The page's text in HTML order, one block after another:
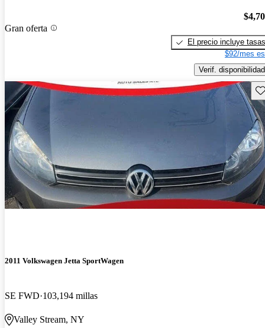
Gran oferta
El precio incluye tasas
$92/mes
Verif. disponibilidad
2011 Volkswagen Jetta SportWagen
SE FWD 103,194 millas
Valley Stream, NY